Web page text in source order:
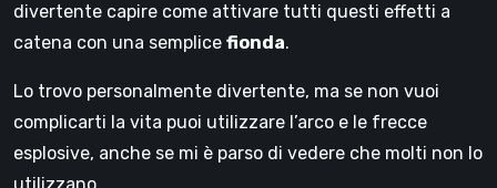
divertente capire come attivare tutti questi effetti a
catena con una semplice fionda.
Lo trovo personalmente divertente, ma se non vuoi
complicarti la vita puoi utilizzare l’arco e le frecce
esplosive, anche se mi è parso di vedere che molti non lo